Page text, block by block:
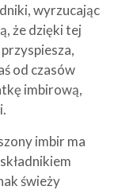
wyrzucając
że dzięki tej
od czasów
imbirową,
imbir ma
świeży